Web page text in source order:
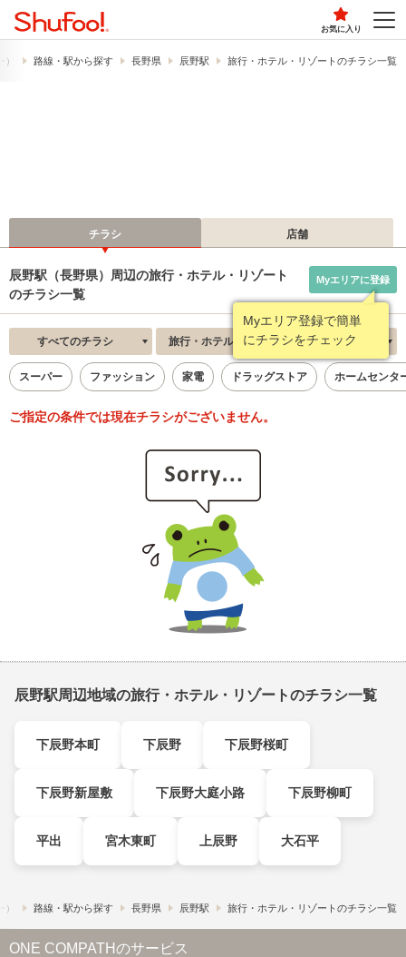
お気に入り
路線・駅から探す 長野県 辰野駅 旅行・ホテル・リゾートのチラシ一覧
チラシ 店舗
辰野駅（長野県）周辺の旅行・ホテル・リゾート
のチラシ一覧
Myエリア登録で簡単
にチラシをチェック
Myエリアに登録
すべてのチラシ 旅行・ホテル・リゾート 新着順
スーパー ファッション 家電 ドラッグストア ホームセンタ
ご指定の条件では現在チラシがございません。
辰野駅周辺地域の旅行・ホテル・リゾートのチラシ一覧
下辰野本町 下辰野 下辰野桜町
下辰野新屋敷 下辰野大庭小路 下辰野柳町
平出 宮木東町 上辰野 大石平
路線・駅から探す 長野県 辰野駅 旅行・ホテル・リゾートのチラシ一覧
ONE COMPATHのサービス